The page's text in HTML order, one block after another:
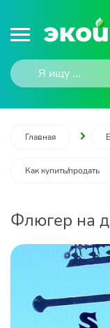
Главная
Как купить/продать
Флюгер на